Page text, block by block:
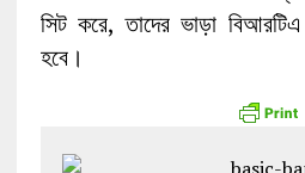
সিট করে, তাদের ভাড়া
হবে।